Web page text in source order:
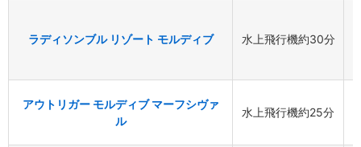
ラディソンブル リゾート モルディブ 水上飛行機約30分
アウトリガー モルディブ マーフシヴァ
ル
水上飛行機約25分